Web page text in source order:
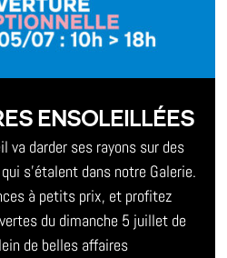
ENSOLEILLÉES
va darder ses rayons sur des
s’étalent dans notre Galerie.
à petits prix, et profitez
du dimanche 5 juillet de
de belles affaires